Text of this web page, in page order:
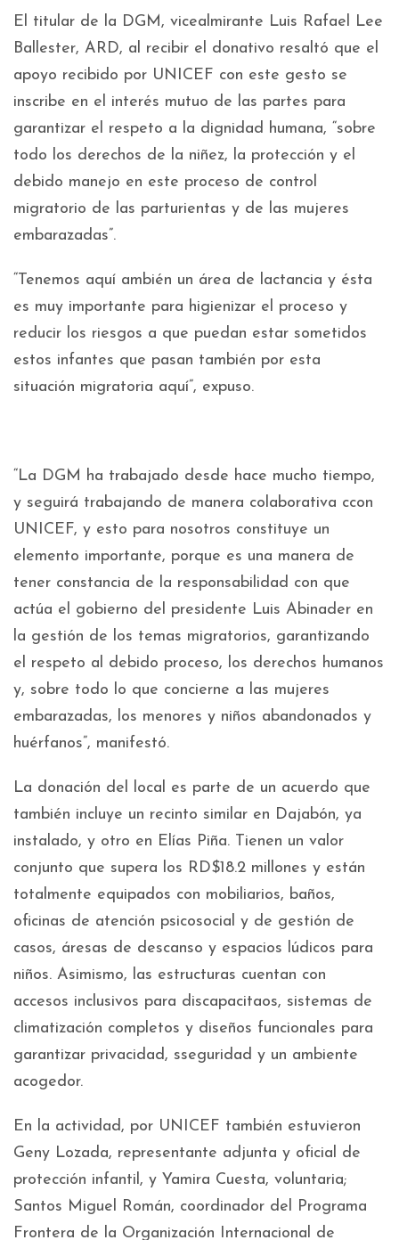
El titular de la DGM, vicealmirante Luis Rafael Lee
Ballester, ARD, al recibir el donativo resaltó que el
apoyo recibido por UNICEF con este gesto se
inscribe en el interés mutuo de las partes para
garantizar el respeto a la dignidad humana, “sobre
todo los derechos de la niñez, la protección y el
debido manejo en este proceso de control
migratorio de las parturientas y de las mujeres
embarazadas”.
“Tenemos aquí ambién un área de lactancia y ésta
es muy importante para higienizar el proceso y
reducir los riesgos a que puedan estar sometidos
estos infantes que pasan también por esta
situación migratoria aquí”, expuso.
“La DGM ha trabajado desde hace mucho tiempo,
y seguirá trabajando de manera colaborativa ccon
UNICEF, y esto para nosotros constituye un
elemento importante, porque es una manera de
tener constancia de la responsabilidad con que
actúa el gobierno del presidente Luis Abinader en
la gestión de los temas migratorios, garantizando
el respeto al debido proceso, los derechos humanos
y, sobre todo lo que concierne a las mujeres
embarazadas, los menores y niños abandonados y
huérfanos”, manifestó.
La donación del local es parte de un acuerdo que
también incluye un recinto similar en Dajabón, ya
instalado, y otro en Elías Piña. Tienen un valor
conjunto que supera los RD$18.2 millones y están
totalmente equipados con mobiliarios, baños,
oficinas de atención psicosocial y de gestión de
casos, áresas de descanso y espacios lúdicos para
niños. Asimismo, las estructuras cuentan con
accesos inclusivos para discapacitaos, sistemas de
climatización completos y diseños funcionales para
garantizar privacidad, sseguridad y un ambiente
acogedor.
En la actividad, por UNICEF también estuvieron
Geny Lozada, representante adjunta y oficial de
protección infantil, y Yamira Cuesta, voluntaria;
Santos Miguel Román, coordinador del Programa
Frontera de la Organización Internacional de